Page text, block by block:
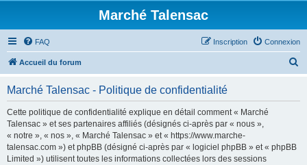
Marché Talensac
FAQ Connexion
Inscription
Accueil du forum
Marché Talensac - Politique de confidentialité
Cette politique de confidentialité explique en détail comment « Marché
Talensac » et ses partenaires affiliés (désignés ci-après par « nous »,
« notre », « nos », « Marché Talensac » et « https://www.marche-
talensac.com ») et phpBB (désigné ci-après par « logiciel phpBB » et « phpBB
Limited ») utilisent toutes les informations collectées lors des sessions